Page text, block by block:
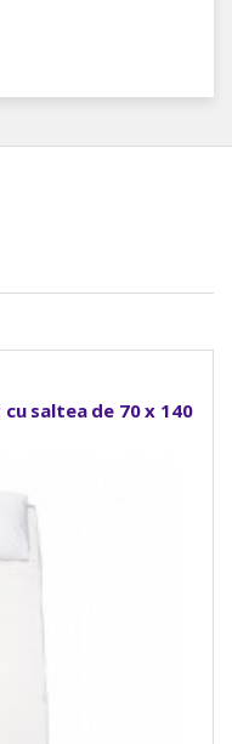
saltea de 70 x 140